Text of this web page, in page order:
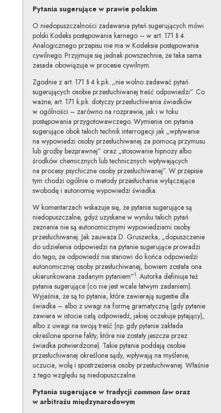
Pytania sugerujące w prawie polskim
O niedopuszczalności zadawania pytań sugerujących mówi
polski Kodeks postępowania karnego – w art. 171 § 4.
Analogicznego przepisu nie ma w Kodeksie postępowania
cywilnego. Przyjmuje się jednak powszechnie, że taka sama
zasada obowiązuje w procesie cywilnym.
Zgodnie z art. 171 § 4 k.p.k. „nie wolno zadawać pytań
sugerujących osobie przesłuchiwanej treść odpowiedzi”. Co
ważne, art. 171 k.p.k. dotyczy przesłuchiwania świadków
w ogólności – zarówno na rozprawie, jak i w toku
postępowania przygotowawczego. Wymienia on pytania
sugerujące obok takich technik interrogacji jak „wpływanie
na wypowiedzi osoby przesłuchiwanej za pomocą przymusu
lub groźby bezprawnej” oraz „stosowanie hipnozy albo
środków chemicznych lub technicznych wpływających
na procesy psychiczne osoby przesłuchiwanej”. W przepisie
tym chodzi ogólnie o metody przesłuchania wyłączające
swobodę i autonomię wypowiedzi świadka.
W komentarzach wskazuje się, że pytania sugerujące są
niedopuszczalne, gdyż uzyskane w wyniku takich pytań
zeznania nie są autonomicznymi wypowiedziami osoby
przesłuchiwanej. Jak zauważa D. Gruszecka, „dopuszczenie
do udzielenia odpowiedzi na pytanie sugerujące prowadzi
do tego, że odpowiedź nie stanowi do końca odpowiedzi
autonomicznej osoby przesłuchiwanej, bowiem została ona
ukierunkowana zadanym pytaniem”1. Autorka definiuje też
pytania sugerujące (co nie jest wcale łatwym zadaniem).
Wyjaśnia, że są to pytania, które zawierają sugestie dla
świadka – albo z uwagi na formę gramatyczną (gdy pytanie
zawiera w istocie całą odpowiedź, jakiej oczekuje pytający),
albo z uwagi na swoją treść (np. gdy pytanie zakłada
określone sporne fakty, które nie zostały jeszcze przez
świadka potwierdzone). Takie pytania poddają osobie
przesłuchiwanej określone sądy, wpływają na myślenie,
uczucia, wolę i spostrzeżenia osoby przesłuchiwanej. Właśnie
z tego względu są niedopuszczalne.
Pytania sugerujące w tradycji common laworaz
w arbitrażu międzynarodowym